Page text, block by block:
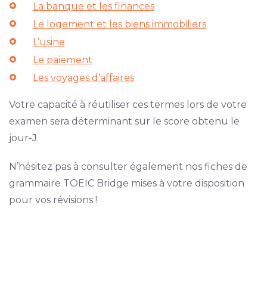
La banque et les finances
Le logement et les biens immobiliers
L’usine
Le paiement
Les voyages d’affaires
Votre capacité à réutiliser ces termes lors de votre
examen sera déterminant sur le score obtenu le
jour-J.
N’hésitez pas à consulter également nos fiches de
grammaire TOEIC Bridge mises à votre disposition
pour vos révisions !